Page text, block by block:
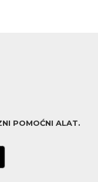
POMOĆNI ALAT.